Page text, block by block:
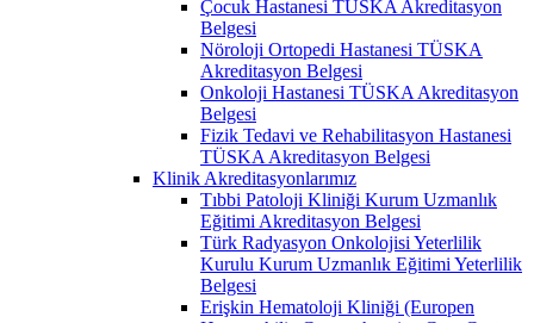
Çocuk Hastanesi TÜSKA Akreditasyon
Belgesi
Nöroloji Ortopedi Hastanesi TÜSKA
Akreditasyon Belgesi
Onkoloji Hastanesi TÜSKA Akreditasyon
Belgesi
Fizik Tedavi ve Rehabilitasyon Hastanesi
TÜSKA Akreditasyon Belgesi
Klinik Akreditasyonlarımız
Tıbbi Patoloji Kliniği Kurum Uzmanlık
Eğitimi Akreditasyon Belgesi
Türk Radyasyon Onkolojisi Yeterlilik
Kurulu Kurum Uzmanlık Eğitimi Yeterlilik
Belgesi
Erişkin Hematoloji Kliniği (Europen